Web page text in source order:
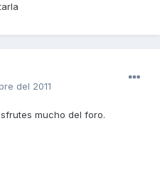
del 2011
mucho del foro.